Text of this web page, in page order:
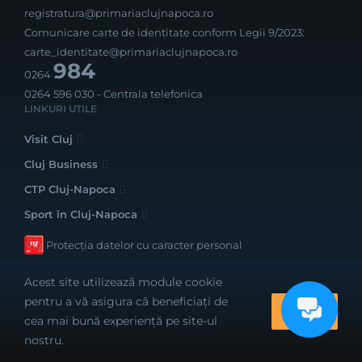
registratura@primariaclujnapoca.ro
Comunicare carte de identitate conform Legii 9/2023:
carte_identitate@primariaclujnapoca.ro
0264984
0264 596 030 - Centrala telefonica
LINKURI UTILE
Visit Cluj
Cluj Business
CTP Cluj-Napoca
Sport în Cluj-Napoca
Protecția datelor cu caracter personal
Realizat cu bune intenții de către
Acest site utilizează module cookie
pentru a vă asigura că beneficiați de
cea mai bună experiență pe site-ul
nostru.
OK